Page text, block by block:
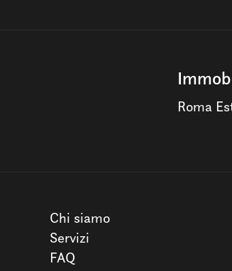
Roma
Chi siamo
Servizi
FAQ